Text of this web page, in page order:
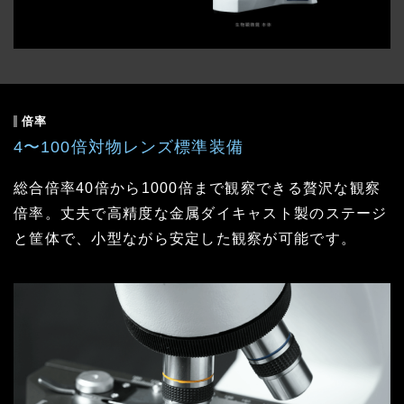
倍率
4〜100倍対物レンズ標準装備
総合倍率40倍から1000倍まで観察できる贅沢な観察
倍率。丈夫で高精度な金属ダイキャスト製のステージ
と筐体で、小型ながら安定した観察が可能です。